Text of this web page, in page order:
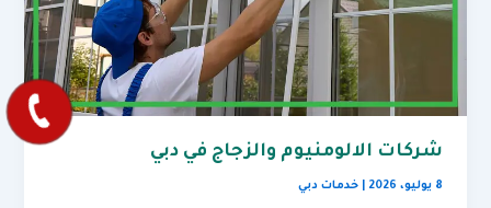
شركات الالومنيوم والزجاج في دبي
8 يوليو، 2026 |خدمات دبي